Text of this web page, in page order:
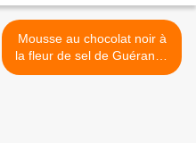
Mousse au chocolat noir à
la fleur de sel de Guérande
>